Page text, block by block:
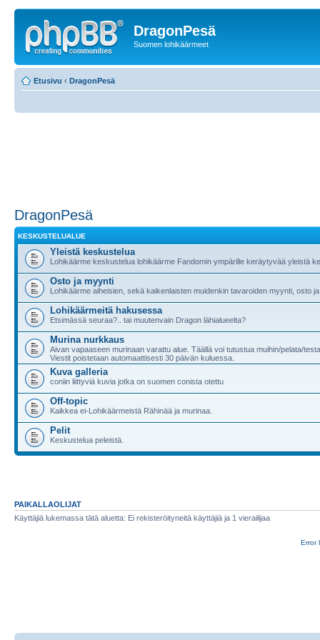
DragonPesä
Suomen lohikäärmeet
Etusivu ‹ DragonPesä
DragonPesä
KESKUSTELUALUE
Yleistä keskustelua
Lohikäärme keskustelua lohikäärme Fandomin ympärille keräytyvää yleistä
Osto ja myynti
Lohikäärme aiheisien, sekä kaikenlaisten muidenkin tavaroiden myynti, osto
Lohikäärmeitä hakusessa
Etsimässä seuraa?.. tai muutenvain Dragon lähialueelta?
Murina nurkkaus
Aivan vapaaseen murinaan varattu alue. Täällä voi tutustua muihin/pelata/
Viestit poistetaan automaattisesti 30 päivän kuluessa.
Kuva galleria
coniin liittyviä kuvia jotka on suomen conista otettu
Off-topic
Kaikkea ei-Lohikäärmeistä Rähinää ja murinaa.
Pelit
Keskustelua peleistä.
PAIKALLAOLIJAT
Käyttäjiä lukemassa tätä aluetta: Ei rekisteröityneitä käyttäjiä ja 1 vierailijaa
Error